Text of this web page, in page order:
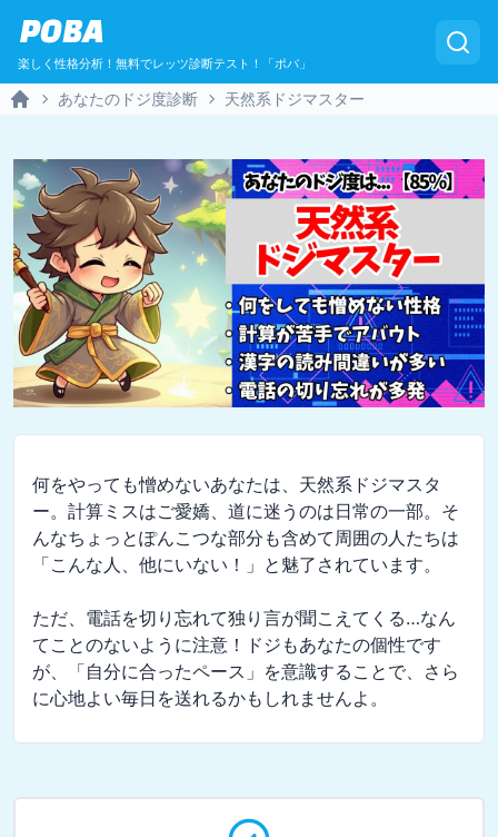
POBA
楽しく性格分析！無料でレッツ診断テスト！「ポバ」
あなたのドジ度診断 天然系ドジマスター
何をやっても憎めないあなたは、天然系ドジマスタ
ー。計算ミスはご愛嬌、道に迷うのは日常の一部。そ
んなちょっとぽんこつな部分も含めて周囲の人たちは
「こんな人、他にいない！」と魅了されています。
ただ、電話を切り忘れて独り言が聞こえてくる…なん
てことのないように注意！ドジもあなたの個性です
が、「自分に合ったペース」を意識することで、さら
に心地よい毎日を送れるかもしれませんよ。